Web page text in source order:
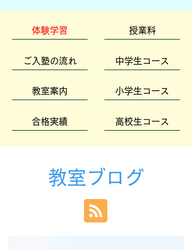
体験学習
ご入塾の流れ
教室案内
合格実績
授業料
中学生コース
小学生コース
高校生コース
教室ブログ